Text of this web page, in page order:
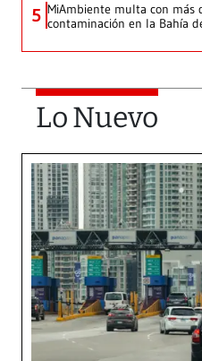
5 MiAmbiente multa con más
contaminación en la Bahía
Lo Nuevo